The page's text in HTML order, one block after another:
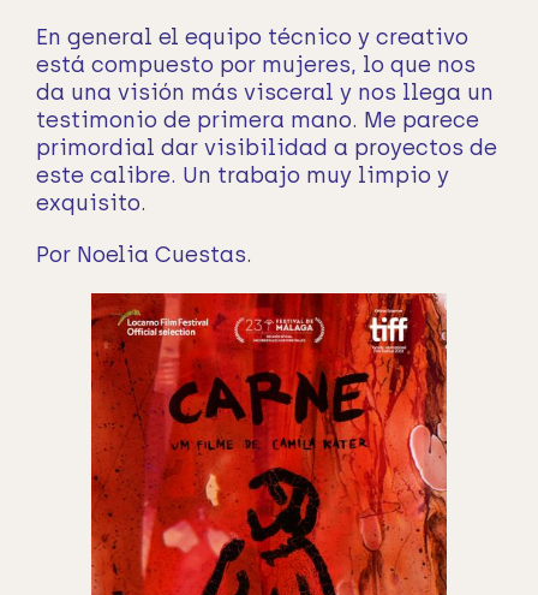
En general el equipo técnico y creativo
está compuesto por mujeres, lo que nos
da una visión más visceral y nos llega un
testimonio de primera mano. Me parece
primordial dar visibilidad a proyectos de
este calibre. Un trabajo muy limpio y
exquisito.
Por Noelia Cuestas.